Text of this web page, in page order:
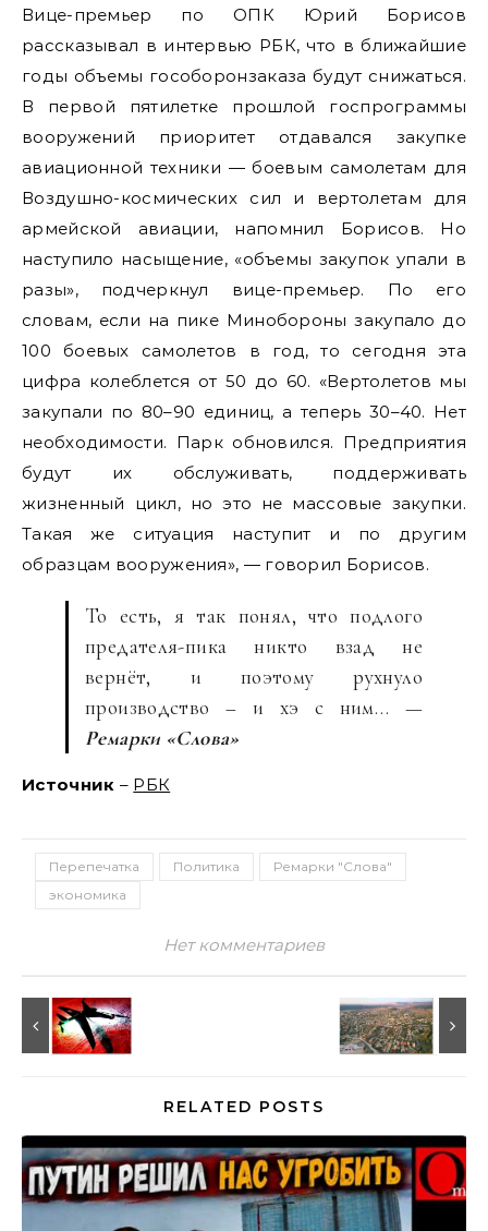
Вице-премьер по ОПК Юрий Борисов
рассказывал в интервью РБК, что в ближайшие
годы объемы гособоронзаказа будут снижаться.
В первой пятилетке прошлой госпрограммы
вооружений приоритет отдавался закупке
авиационной техники — боевым самолетам для
Воздушно-космических сил и вертолетам для
армейской авиации, напомнил Борисов. Но
наступило насыщение, «объемы закупок упали в
разы», подчеркнул вице-премьер. По его
словам, если на пике Минобороны закупало до
100 боевых самолетов в год, то сегодня эта
цифра колеблется от 50 до 60. «Вертолетов мы
закупали по 80–90 единиц, а теперь 30–40. Нет
необходимости. Парк обновился. Предприятия
будут их обслуживать, поддерживать
жизненный цикл, но это не массовые закупки.
Такая же ситуация наступит и по другим
образцам вооружения», — говорил Борисов.
То есть, я так понял, что подлого
предателя-пика никто взад не
вернёт, и поэтому рухнуло
производство – и хэ с ним… —
Ремарки «Слова»
Источник – РБК
Перепечатка Политика
Ремарки "Слова"
экономика
Нет комментариев
RELATED POSTS